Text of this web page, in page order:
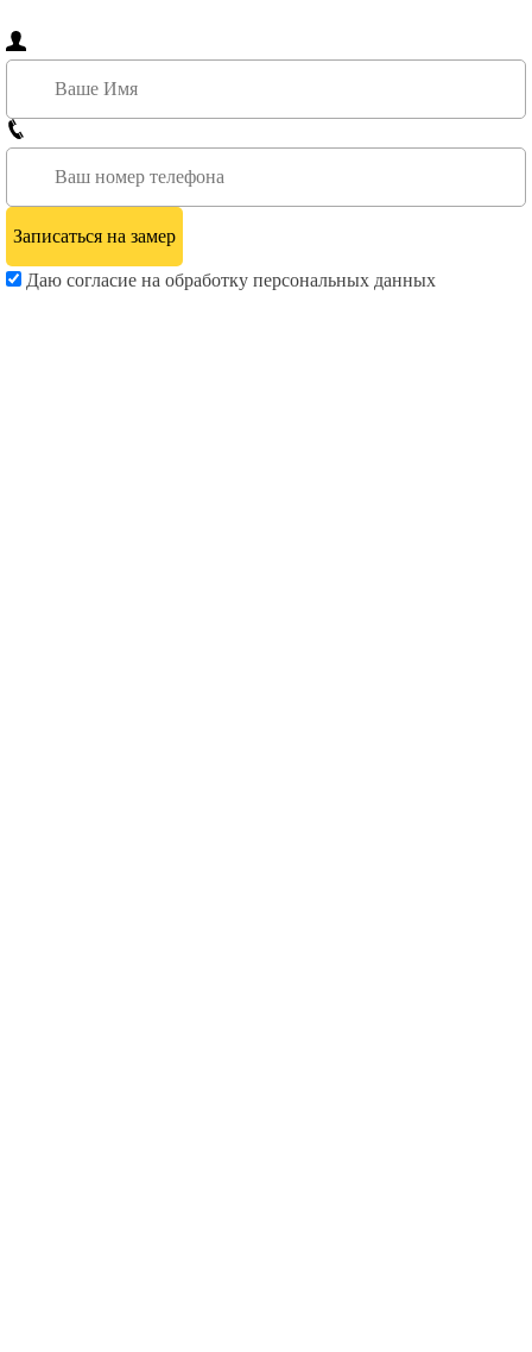
Даю согласие на обработку персональных данных